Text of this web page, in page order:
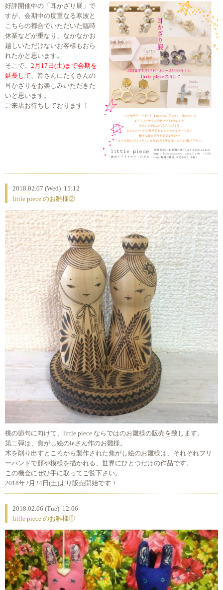
好評開催中の「耳かざり展」で
すが、会期中の度重なる寒波と
こちらの都合でいただいた臨時
休業などが重なり、なかなかお
越しいただけないお客様もおら
れたかと思います。
そこで、 2月17日(土)まで会期を
延長して、皆さんにたくさんの
耳かざりをお楽しみいただきた
いと思います。
ご来店お待ちしております！
2018.02.07 (Wed) 15:12
little piece のお雛様②
桃の節句に向けて、little piece ならではのお雛様の販売を致します。
第二弾は、焦がし絵のieさん作のお雛様。
木を削り出すところから製作された焦がし絵のお雛様は、それぞれフリ
ーハンドで顔や模様を描かれる、世界にひとつだけの作品です。
この機会にぜひ手に取ってご覧下さい。
2018年2月24日(土)より販売開始です！
2018.02.06 (Tue) 12:06
little piece のお雛様①